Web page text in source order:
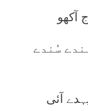
آکھو
سُندے
آئی